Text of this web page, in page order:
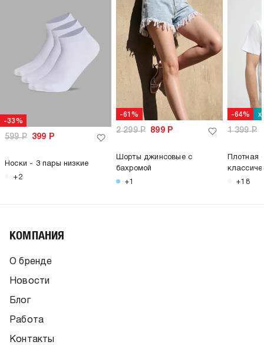
-33%
599Р 399 Р
Носки - 3 пары низкие
+2
-61%
2 299Р 899Р
Шорты джинсовые с
бахромой
+1
-64%
1 399Р
Плотная
+18
КОМПАНИЯ
О бренде
Новости
Блог
Работа
Контакты